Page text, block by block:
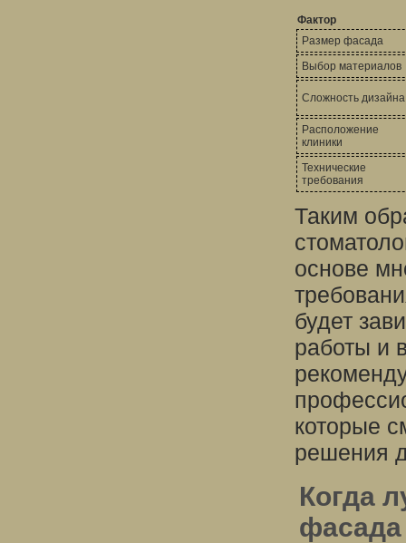
Фактор
Размер фасада
Выбор материалов
Сложность дизайна
Расположение
клиники
Технические
требования
Таким
основе
будет
работы и
которые
решения
Когда
фасада